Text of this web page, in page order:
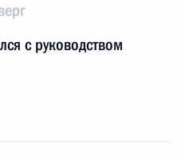
с руководством